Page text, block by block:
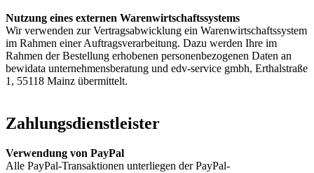
Nutzung eines externen Warenwirtschaftssystems
Wir verwenden zur Vertragsabwicklung ein Warenwirtschaftssystem
im Rahmen einer Auftragsverarbeitung. Dazu werden Ihre im
Rahmen der Bestellung erhobenen personenbezogenen Daten an
bewidata unternehmensberatung und edv-service gmbh, Erthalstraße
1, 55118 Mainz übermittelt.
Zahlungsdienstleister
Verwendung von PayPal
Alle PayPal-Transaktionen unterliegen der PayPal-